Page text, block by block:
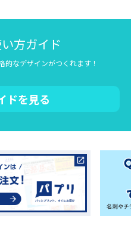
方ガイド
的なデザインがつくれます！
ドを見る